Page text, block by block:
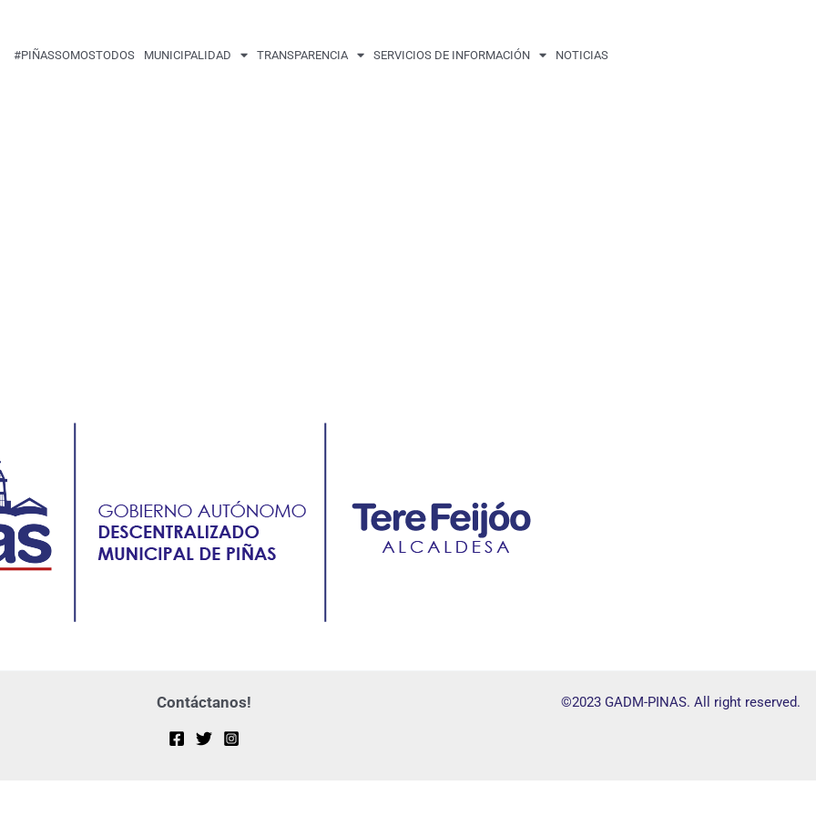
#PIÑASSOMOSTODOS MUNICIPALIDAD TRANSPARENCIA SERVICIOS DE INFORMACIÓN NOTICIAS
Contáctanos! ©2023 GADM-PINAS. All right reserved.